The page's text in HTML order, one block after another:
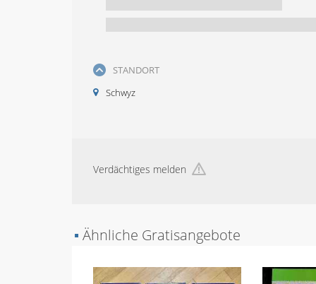
STANDORT
Schwyz
Verdächtiges melden
▪ Ähnliche Gratisangebote